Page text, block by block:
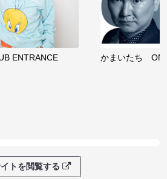
ENTRANCE かまいたち
トを閲覧する